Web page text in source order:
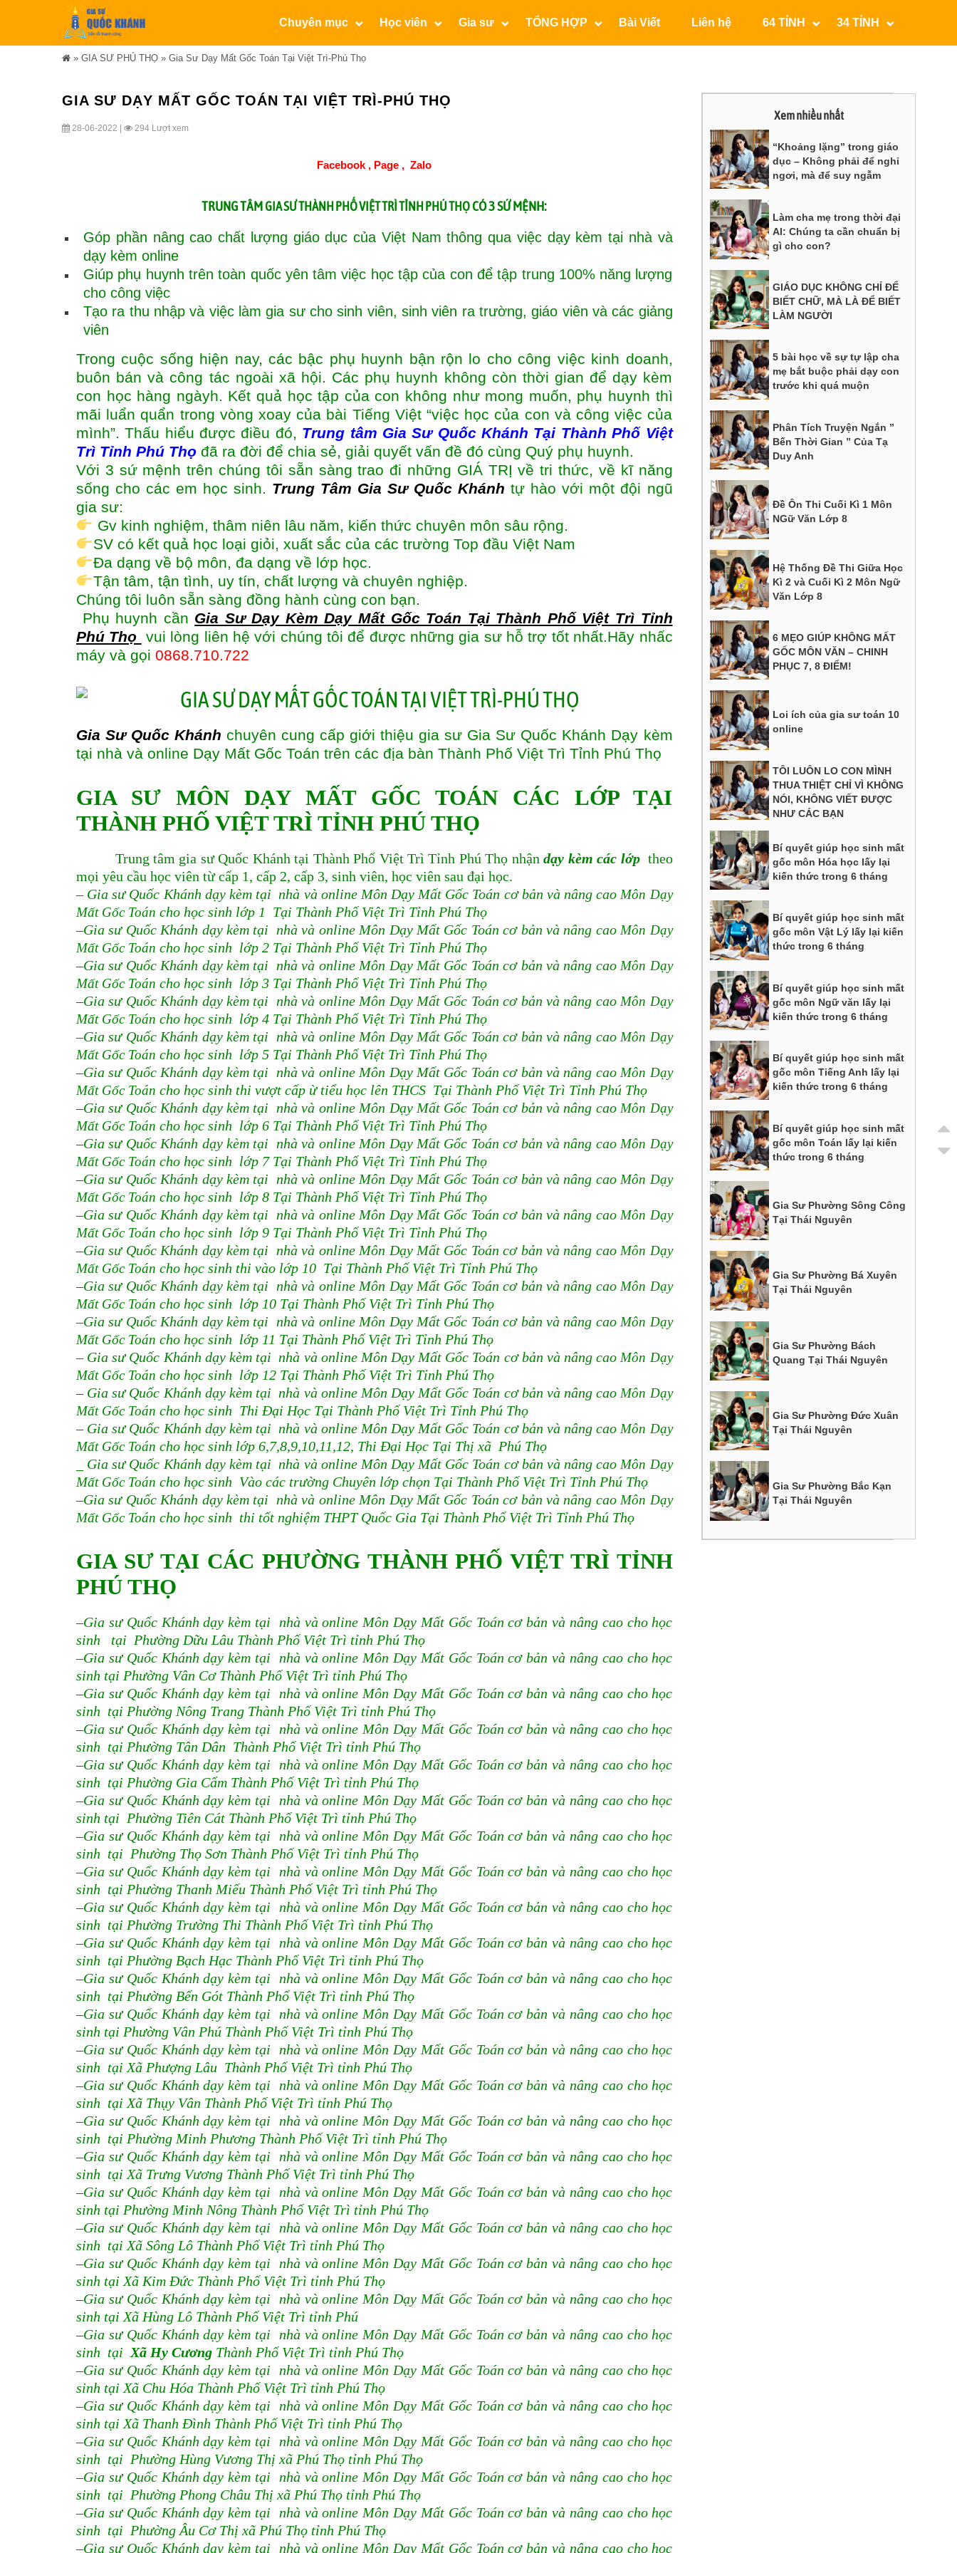
Chuyên mục Học viên Gia sư TỔNG HỢP Bài Viết Liên hệ 64 TỈNH 34 TỈNH
» GIA SƯ PHÚ THỌ » Gia Sư Dạy Mất Gốc Toán Tại Việt Trì-Phú Thọ
GIA SƯ DẠY MẤT GỐC TOÁN TẠI VIỆT TRÌ-PHÚ THỌ
28-06-2022 | 294 Lượt xem
Facebook , Page ,Zalo
TRUNG TÂMGIA SƯ THÀNH PHỐ VIỆT TRÌ TỈNH PHÚ THỌCÓ 3 SỨ MỆNH:
Góp phần nâng cao chất lượng giáo dục của Việt Nam thông qua việc dạy kèm tại nhà và
dạy kèm online
Giúp phụ huynh trên toàn quốc yên tâm việc học tập của con để tập trung 100% năng lượng
cho công việc
Tạo ra thu nhập và việc làm gia sư cho sinh viên, sinh viên ra trường, giáo viên và các giảng
viên
Trong cuộc sống hiện nay, các bậc phụ huynh bận rộn lo cho công việc kinh doanh,
buôn bán và công tác ngoài xã hội. Các phụ huynh không còn thời gian để dạy kèm
con học hàng ngàyh. Kết quả học tập của con không như mong muốn, phụ huynh thì
mãi luẩn quẩn trong vòng xoay của bài Tiếng Việt “việc học của con và công việc của
mình”. Thấu hiểu được điều đó, Trung tâm Gia Sư Quốc Khánh Tại Thành Phố Việt
Trì Tỉnh Phú Thọ đã ra đời để chia sẻ, giải quyết vấn đề đó cùng Quý phụ huynh.
Với 3 sứ mệnh trên chúng tôi sẵn sàng trao đi những GIÁ TRỊ về tri thức, về kĩ năng
sống cho các em học sinh. Trung Tâm Gia Sư Quốc Khánh tự hào với một đội ngũ
gia sư:
Gv kinh nghiệm, thâm niên lâu năm, kiến thức chuyên môn sâu rộng.
SV có kết quả học loại giỏi, xuất sắc của các trường Top đầu Việt Nam
Đa dạng về bộ môn, đa dạng về lớp học.
Tận tâm, tận tình, uy tín, chất lượng và chuyên nghiệp.
Chúng tôi luôn sẵn sàng đồng hành cùng con bạn.
Phụ huynh cần Gia Sư Dạy Kèm Dạy Mất Gốc Toán Tại Thành Phố Việt Trì Tỉnh
Phú Thọ vui lòng liên hệ với chúng tôi để được những gia sư hỗ trợ tốt nhất.Hãy nhấc
máy và gọi 0868.710.722
Gia Sư Quốc Khánhchuyên cung cấp giới thiệu gia sư Gia Sư Quốc Khánh Dạy kèm
tại nhà và online Dạy Mất Gốc Toán trên các địa bàn Thành Phố Việt Trì Tỉnh Phú Thọ
GIA SƯ MÔN DẠY MẤT GỐC TOÁN CÁC LỚP TẠI
THÀNH PHỐ VIỆT TRÌ TỈNH PHÚ THỌ
Trung tâm gia sư Quốc Khánh tại Thành Phố Việt Trì Tỉnh Phú Thọ nhậndạy kèm các lớp theo
mọi yêu cầu học viên từ cấp 1, cấp 2, cấp 3, sinh viên, học viên sau đại học.
– Gia sư Quốc Khánh dạy kèm tại nhà và online Môn Dạy Mất Gốc Toán cơ bản và nâng cao Môn Dạy
Mất Gốc Toán cho học sinh lớp 1 Tại Thành Phố Việt Trì Tỉnh Phú Thọ
–Gia sư Quốc Khánh dạy kèm tại nhà và online Môn Dạy Mất Gốc Toán cơ bản và nâng cao Môn Dạy
Mất Gốc Toán cho học sinh lớp 2 Tại Thành Phố Việt Trì Tỉnh Phú Thọ
–Gia sư Quốc Khánh dạy kèm tại nhà và online Môn Dạy Mất Gốc Toán cơ bản và nâng cao Môn Dạy
Mất Gốc Toán cho học sinh lớp 3 Tại Thành Phố Việt Trì Tỉnh Phú Thọ
–Gia sư Quốc Khánh dạy kèm tại nhà và online Môn Dạy Mất Gốc Toán cơ bản và nâng cao Môn Dạy
Mất Gốc Toán cho học sinh lớp 4 Tại Thành Phố Việt Trì Tỉnh Phú Thọ
–Gia sư Quốc Khánh dạy kèm tại nhà và online Môn Dạy Mất Gốc Toán cơ bản và nâng cao Môn Dạy
Mất Gốc Toán cho học sinh lớp 5 Tại Thành Phố Việt Trì Tỉnh Phú Thọ
–Gia sư Quốc Khánh dạy kèm tại nhà và online Môn Dạy Mất Gốc Toán cơ bản và nâng cao Môn Dạy
Mất Gốc Toán cho học sinh thi vượt cấp ừ tiểu học lên THCS Tại Thành Phố Việt Trì Tỉnh Phú Thọ
–Gia sư Quốc Khánh dạy kèm tại nhà và online Môn Dạy Mất Gốc Toán cơ bản và nâng cao Môn Dạy
Mất Gốc Toán cho học sinh lớp 6 Tại Thành Phố Việt Trì Tỉnh Phú Thọ
–Gia sư Quốc Khánh dạy kèm tại nhà và online Môn Dạy Mất Gốc Toán cơ bản và nâng cao Môn Dạy
Mất Gốc Toán cho học sinh lớp 7 Tại Thành Phố Việt Trì Tỉnh Phú Thọ
–Gia sư Quốc Khánh dạy kèm tại nhà và online Môn Dạy Mất Gốc Toán cơ bản và nâng cao Môn Dạy
Mất Gốc Toán cho học sinh lớp 8 Tại Thành Phố Việt Trì Tỉnh Phú Thọ
–Gia sư Quốc Khánh dạy kèm tại nhà và online Môn Dạy Mất Gốc Toán cơ bản và nâng cao Môn Dạy
Mất Gốc Toán cho học sinh lớp 9 Tại Thành Phố Việt Trì Tỉnh Phú Thọ
–Gia sư Quốc Khánh dạy kèm tại nhà và online Môn Dạy Mất Gốc Toán cơ bản và nâng cao Môn Dạy
Mất Gốc Toán cho học sinh thi vào lớp 10 Tại Thành Phố Việt Trì Tỉnh Phú Thọ
–Gia sư Quốc Khánh dạy kèm tại nhà và online Môn Dạy Mất Gốc Toán cơ bản và nâng cao Môn Dạy
Mất Gốc Toán cho học sinh lớp 10 Tại Thành Phố Việt Trì Tỉnh Phú Thọ
–Gia sư Quốc Khánh dạy kèm tại nhà và online Môn Dạy Mất Gốc Toán cơ bản và nâng cao Môn Dạy
Mất Gốc Toán cho học sinh lớp 11 Tại Thành Phố Việt Trì Tỉnh Phú Thọ
– Gia sư Quốc Khánh dạy kèm tại nhà và online Môn Dạy Mất Gốc Toán cơ bản và nâng cao Môn Dạy
Mất Gốc Toán cho học sinh lớp 12 Tại Thành Phố Việt Trì Tỉnh Phú Thọ
– Gia sư Quốc Khánh dạy kèm tại nhà và online Môn Dạy Mất Gốc Toán cơ bản và nâng cao Môn Dạy
Mất Gốc Toán cho học sinh Thi Đại Học Tại Thành Phố Việt Trì Tỉnh Phú Thọ
– Gia sư Quốc Khánh dạy kèm tại nhà và online Môn Dạy Mất Gốc Toán cơ bản và nâng cao Môn Dạy
Mất Gốc Toán cho học sinh lớp 6,7,8,9,10,11,12, Thi Đại Học Tại Thị xã Phú Thọ
_ Gia sư Quốc Khánh dạy kèm tại nhà và online Môn Dạy Mất Gốc Toán cơ bản và nâng cao Môn Dạy
Mất Gốc Toán cho học sinh Vào các trường Chuyên lớp chọn Tại Thành Phố Việt Trì Tỉnh Phú Thọ
–Gia sư Quốc Khánh dạy kèm tại nhà và online Môn Dạy Mất Gốc Toán cơ bản và nâng cao Môn Dạy
Mất Gốc Toán cho học sinh thi tốt nghiệm THPT Quốc Gia Tại Thành Phố Việt Trì Tỉnh Phú Thọ
GIA SƯ TẠI CÁC PHƯỜNG THÀNH PHỐ VIỆT TRÌ TỈNH
PHÚ THỌ
–Gia sư Quốc Khánh dạy kèm tại nhà và online Môn Dạy Mất Gốc Toán cơ bản và nâng cao cho học
sinh tại Phường Dữu Lâu Thành Phố Việt Trì tỉnh Phú Thọ
–Gia sư Quốc Khánh dạy kèm tại nhà và online Môn Dạy Mất Gốc Toán cơ bản và nâng cao cho học
sinh tại Phường Vân Cơ Thành Phố Việt Trì tỉnh Phú Thọ
–Gia sư Quốc Khánh dạy kèm tại nhà và online Môn Dạy Mất Gốc Toán cơ bản và nâng cao cho học
sinh tại Phường Nông Trang Thành Phố Việt Trì tỉnh Phú Thọ
–Gia sư Quốc Khánh dạy kèm tại nhà và online Môn Dạy Mất Gốc Toán cơ bản và nâng cao cho học
sinh tại Phường Tân Dân Thành Phố Việt Trì tỉnh Phú Thọ
–Gia sư Quốc Khánh dạy kèm tại nhà và online Môn Dạy Mất Gốc Toán cơ bản và nâng cao cho học
sinh tại Phường Gia Cẩm Thành Phố Việt Trì tỉnh Phú Thọ
–Gia sư Quốc Khánh dạy kèm tại nhà và online Môn Dạy Mất Gốc Toán cơ bản và nâng cao cho học
sinh tại Phường Tiên Cát Thành Phố Việt Trì tỉnh Phú Thọ
–Gia sư Quốc Khánh dạy kèm tại nhà và online Môn Dạy Mất Gốc Toán cơ bản và nâng cao cho học
sinh tại Phường Thọ Sơn Thành Phố Việt Trì tỉnh Phú Thọ
–Gia sư Quốc Khánh dạy kèm tại nhà và online Môn Dạy Mất Gốc Toán cơ bản và nâng cao cho học
sinh tại Phường Thanh Miếu Thành Phố Việt Trì tỉnh Phú Thọ
–Gia sư Quốc Khánh dạy kèm tại nhà và online Môn Dạy Mất Gốc Toán cơ bản và nâng cao cho học
sinh tại Phường Trường Thi Thành Phố Việt Trì tỉnh Phú Thọ
–Gia sư Quốc Khánh dạy kèm tại nhà và online Môn Dạy Mất Gốc Toán cơ bản và nâng cao cho học
sinh tại Phường Bạch Hạc Thành Phố Việt Trì tỉnh Phú Thọ
–Gia sư Quốc Khánh dạy kèm tại nhà và online Môn Dạy Mất Gốc Toán cơ bản và nâng cao cho học
sinh tại Phường Bến Gót Thành Phố Việt Trì tỉnh Phú Thọ
–Gia sư Quốc Khánh dạy kèm tại nhà và online Môn Dạy Mất Gốc Toán cơ bản và nâng cao cho học
sinh tại Phường Vân Phú Thành Phố Việt Trì tỉnh Phú Thọ
–Gia sư Quốc Khánh dạy kèm tại nhà và online Môn Dạy Mất Gốc Toán cơ bản và nâng cao cho học
sinh tại Xã Phượng Lâu Thành Phố Việt Trì tỉnh Phú Thọ
–Gia sư Quốc Khánh dạy kèm tại nhà và online Môn Dạy Mất Gốc Toán cơ bản và nâng cao cho học
sinh tại Xã Thụy Vân Thành Phố Việt Trì tỉnh Phú Thọ
–Gia sư Quốc Khánh dạy kèm tại nhà và online Môn Dạy Mất Gốc Toán cơ bản và nâng cao cho học
sinh tại Phường Minh Phương Thành Phố Việt Trì tỉnh Phú Thọ
–Gia sư Quốc Khánh dạy kèm tại nhà và online Môn Dạy Mất Gốc Toán cơ bản và nâng cao cho học
sinh tại Xã Trưng Vương Thành Phố Việt Trì tỉnh Phú Thọ
–Gia sư Quốc Khánh dạy kèm tại nhà và online Môn Dạy Mất Gốc Toán cơ bản và nâng cao cho học
sinh tại Phường Minh Nông Thành Phố Việt Trì tỉnh Phú Thọ
–Gia sư Quốc Khánh dạy kèm tại nhà và online Môn Dạy Mất Gốc Toán cơ bản và nâng cao cho học
sinh tại Xã Sông Lô Thành Phố Việt Trì tỉnh Phú Thọ
–Gia sư Quốc Khánh dạy kèm tại nhà và online Môn Dạy Mất Gốc Toán cơ bản và nâng cao cho học
sinh tại Xã Kim Đức Thành Phố Việt Trì tỉnh Phú Thọ
–Gia sư Quốc Khánh dạy kèm tại nhà và online Môn Dạy Mất Gốc Toán cơ bản và nâng cao cho học
sinh tại Xã Hùng Lô Thành Phố Việt Trì tỉnh Phú
–Gia sư Quốc Khánh dạy kèm tại nhà và online Môn Dạy Mất Gốc Toán cơ bản và nâng cao cho học
sinh tại Xã Hy Cương Thành Phố Việt Trì tỉnh Phú Thọ
–Gia sư Quốc Khánh dạy kèm tại nhà và online Môn Dạy Mất Gốc Toán cơ bản và nâng cao cho học
sinh tại Xã Chu Hóa Thành Phố Việt Trì tỉnh Phú Thọ
–Gia sư Quốc Khánh dạy kèm tại nhà và online Môn Dạy Mất Gốc Toán cơ bản và nâng cao cho học
sinh tại Xã Thanh Đình Thành Phố Việt Trì tỉnh Phú Thọ
–Gia sư Quốc Khánh dạy kèm tại nhà và online Môn Dạy Mất Gốc Toán cơ bản và nâng cao cho học
sinh tại Phường Hùng Vương Thị xã Phú Thọ tỉnh Phú Thọ
–Gia sư Quốc Khánh dạy kèm tại nhà và online Môn Dạy Mất Gốc Toán cơ bản và nâng cao cho học
sinh tại Phường Phong Châu Thị xã Phú Thọ tỉnh Phú Thọ
–Gia sư Quốc Khánh dạy kèm tại nhà và online Môn Dạy Mất Gốc Toán cơ bản và nâng cao cho học
sinh tại Phường Âu Cơ Thị xã Phú Thọ tỉnh Phú Thọ
–Gia sư Quốc Khánh dạy kèm tại nhà và online Môn Dạy Mất Gốc Toán cơ bản và nâng cao cho học
Xem nhiều nhất
“Khoảng lặng” trong giáo
dục – Không phải để nghỉ
ngơi, mà để suy ngẫm
Làm cha mẹ trong thời đại
AI: Chúng ta cần chuẩn bị
gì cho con?
GIÁO DỤC KHÔNG CHỈ ĐỂ
BIẾT CHỮ, MÀ LÀ ĐỂ BIẾT
LÀM NGƯỜI
5 bài học về sự tự lập cha
mẹ bắt buộc phải dạy con
trước khi quá muộn
Phân Tích Truyện Ngắn ”
Bến Thời Gian ” Của Tạ
Duy Anh
Đề Ôn Thi Cuối Kì 1 Môn
NGữ Văn Lớp 8
Hệ Thống Đề Thi Giữa Học
Kì 2 và Cuối Kì 2 Môn Ngữ
Văn Lớp 8
6 MẸO GIÚP KHÔNG MẤT
GỐC MÔN VĂN – CHINH
PHỤC 7, 8 ĐIỂM!
Loi ích của gia sư toán 10
online
TÔI LUÔN LO CON MÌNH
THUA THIỆT CHỈ VÌ KHÔNG
NÓI, KHÔNG VIẾT ĐƯỢC
NHƯ CÁC BẠN
Bí quyết giúp học sinh mất
gốc môn Hóa học lấy lại
kiến thức trong 6 tháng
Bí quyết giúp học sinh mất
gốc môn Vật Lý lấy lại kiến
thức trong 6 tháng
Bí quyết giúp học sinh mất
gốc môn Ngữ văn lấy lại
kiến thức trong 6 tháng
Bí quyết giúp học sinh mất
gốc môn Tiếng Anh lấy lại
kiến thức trong 6 tháng
Bí quyết giúp học sinh mất
gốc môn Toán lấy lại kiến
thức trong 6 tháng
Gia Sư Phường Sông Công
Tại Thái Nguyên
Gia Sư Phường Bá Xuyên
Tại Thái Nguyên
Gia Sư Phường Bách
Quang Tại Thái Nguyên
Gia Sư Phường Đức Xuân
Tại Thái Nguyên
Gia Sư Phường Bắc Kạn
Tại Thái Nguyên